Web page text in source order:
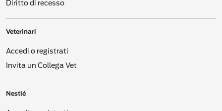
network come Facebook (“Siti web”).
Siti/app di Nestlé per cellulare
E-mail, testi e altri messaggi elettronici
Diritto di recesso
Veterinari
Accedi o registrati
Invita un Collega Vet
Nestlé